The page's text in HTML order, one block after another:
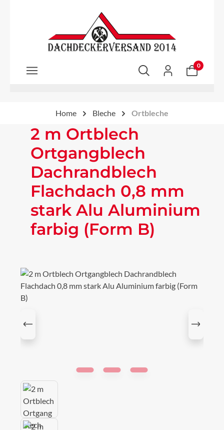
Zum Hauptinhalt springen
0
Home Bleche Ortbleche
2 m Ortblech
Ortgangblech
Dachrandblech
Flachdach 0,8 mm
stark Alu Aluminium
farbig (Form B)
Bildergalerie überspringen